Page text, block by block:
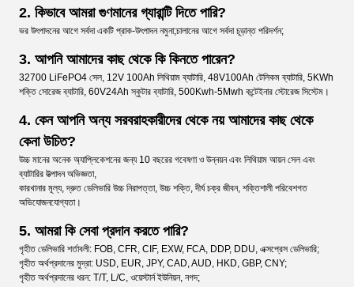
2. কিভাবে আমরা গুণমানের গ্যারান্টি দিতে পারি?
ভর উৎপাদনের আগে সর্বদা একটি প্রাক-উৎপাদন নমুনা;চালানের আগে সর্বদা চূড়ান্ত পরিদর্শন;
3. আপনি আমাদের কাছ থেকে কি কিনতে পারেন?
32700 LiFePO4 সেল, 12V 100Ah লিথিয়াম ব্যাটারি, 48V100Ah টেলিকম ব্যাটারি, 5KWh
শক্তি সোরেজ ব্যাটারি, 60V24Ah স্কুটার ব্যাটারি, 500Kwh-5Mwh কন্টেইনার স্টোরেজ সিস্টেম।
4. কেন আপনি অন্য সরবরাহকারীদের থেকে নয় আমাদের কাছ থেকে
কেনা উচিত?
উচ্চ মানের অনেক অ্যাপ্লিকেশনের জন্য 10 বছরের গবেষণা ও উন্নয়ন এবং লিথিয়াম আয়ন সেল এবং
ব্যাটারির উত্পাদন অভিজ্ঞতা,
কারখানার মূল্য, দ্রুত ডেলিভারি উচ্চ নিরাপত্তা, উচ্চ শক্তি, দীর্ঘ চক্র জীবন, শক্তিশালী পরিবেশগত
অভিযোজনযোগ্যতা।
5. আমরা কি সেবা প্রদান করতে পারি?
গৃহীত ডেলিভারি শর্তাবলী: FOB, CFR, CIF, EXW, FCA, DDP, DDU, এক্সপ্রেস ডেলিভারি;
গৃহীত অর্থপ্রদানের মুদ্রা: USD, EUR, JPY, CAD, AUD, HKD, GBP, CNY;
গৃহীত অর্থপ্রদানের ধরন: T/T, L/C, ওয়েস্টার্ন ইউনিয়ন, নগদ;